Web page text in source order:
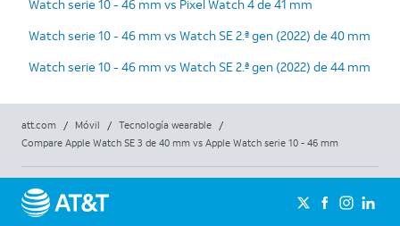
Watch serie 10 - 46 mm vs Pixel Watch 4 de 41 mm
Watch serie 10 - 46 mm vs Watch SE 2.ª gen (2022) de 40 mm
Watch serie 10 - 46 mm vs Watch SE 2.ª gen (2022) de 44 mm
att.com / Móvil / Tecnología wearable
/
Compare Apple Watch SE 3 de 40 mm vs Apple Watch serie 10 - 46 mm